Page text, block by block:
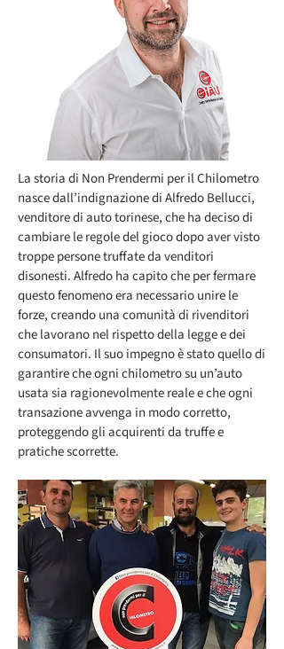
La storia di Non Prendermi per il Chilometro
nasce dall’indignazione di Alfredo Bellucci,
venditore di auto torinese, che ha deciso di
cambiare le regole del gioco dopo aver visto
troppe persone truffate da venditori
disonesti. Alfredo ha capito che per fermare
questo fenomeno era necessario unire le
forze, creando una comunità di rivenditori
che lavorano nel rispetto della legge e dei
consumatori. Il suo impegno è stato quello di
garantire che ogni chilometro su un’auto
usata sia ragionevolmente reale e che ogni
transazione avvenga in modo corretto,
proteggendo gli acquirenti da truffe e
pratiche scorrette.